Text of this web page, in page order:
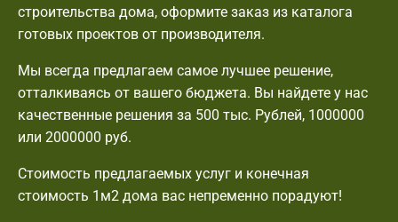
строительства дома, оформите заказ из каталога
готовых проектов от производителя.
Мы всегда предлагаем самое лучшее решение,
отталкиваясь от вашего бюджета. Вы найдете у нас
качественные решения за 500 тыс. Рублей, 1000000
или 2000000 руб.
Стоимость предлагаемых услуг и конечная
стоимость 1м2 дома вас непременно порадуют!